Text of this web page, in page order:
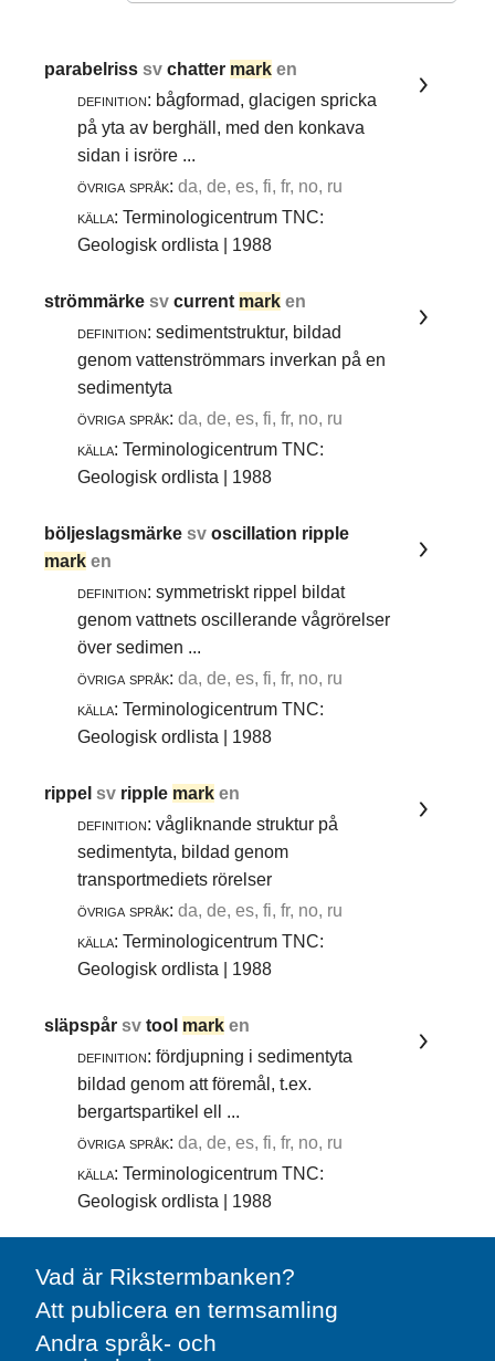
parabelrisssvchatter mark en
definition: bågformad, glacigen spricka
på yta av berghäll, med den konkava
sidan i isröre ...
övriga språk: da, de, es, fi, fr, no, ru
källa: Terminologicentrum TNC:
Geologisk ordlista | 1988
strömmärkesvcurrent mark en
definition: sedimentstruktur, bildad
genom vattenströmmars inverkan på en
sedimentyta
övriga språk: da, de, es, fi, fr, no, ru
källa: Terminologicentrum TNC:
Geologisk ordlista | 1988
böljeslagsmärkesvoscillation ripple
mark en
definition: symmetriskt rippel bildat
genom vattnets oscillerande vågrörelser
över sedimen ...
övriga språk: da, de, es, fi, fr, no, ru
källa: Terminologicentrum TNC:
Geologisk ordlista | 1988
rippelsv ripple mark en
definition: vågliknande struktur på
sedimentyta, bildad genom
transportmediets rörelser
övriga språk: da, de, es, fi, fr, no, ru
källa: Terminologicentrum TNC:
Geologisk ordlista | 1988
släpspårsvtool mark en
definition: fördjupning i sedimentyta
bildad genom att föremål, t.ex.
bergartspartikel ell ...
övriga språk: da, de, es, fi, fr, no, ru
källa: Terminologicentrum TNC:
Geologisk ordlista | 1988
Vad är Rikstermbanken?
Att publicera en termsamling
Andra språk- och